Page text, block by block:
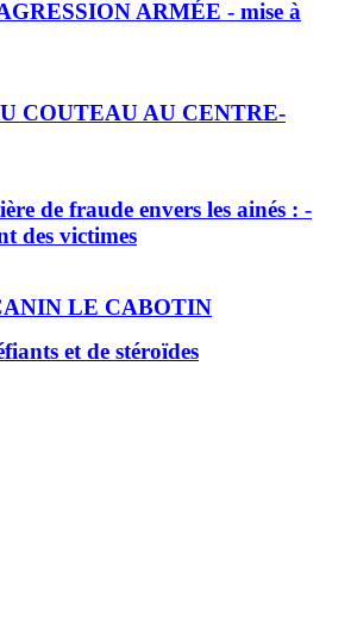
ARMÉE - mise à
COUTEAU AU CENTRE-
de fraude envers les ainés : -
des victimes
LE CABOTIN
et de stéroïdes